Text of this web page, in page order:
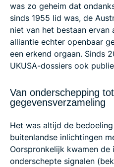
was zo geheim dat
sinds 1955 lid was, de
niet van het bestaan
alliantie echter openbaar
een erkend orgaan. Sinds
UKUSA-dossiers ook
Van onderschepping
gegevensverzameling
Het was altijd de
buitenlandse inlichtingen
Oorspronkelijk kwamen
onderschepte signalen